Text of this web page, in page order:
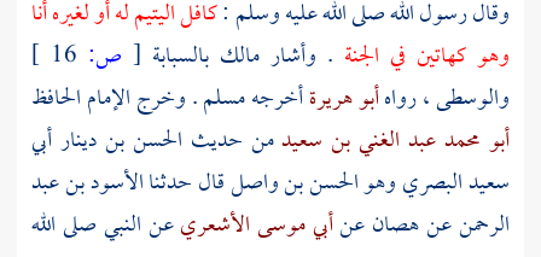
وقال رسول الله صلى الله عليه وسلم :كافل اليتيم له أو لغيره أنا
وهو كهاتين في الجنة . وأشار مالك بالسبابة [ ص:
والوسطى ، رواهأبو هريرةأخرجهمسلم. وخرج الإمام الحافظ
أبو محمد عبد الغني بن سعيدمن حديث الحسن بن دينار أبي
سعيد البصري وهو الحسن بن واصلقال حدثناالأسود بن عبد
الرحمنعنهصانعنأبي موسى الأشعريعن النبي صلى الله